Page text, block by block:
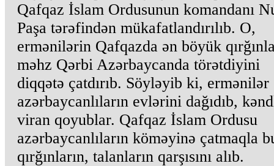
Qafqaz İslam Ordusunun komandanı
Paşa tərəfindən mükafatlandırılıb. O,
ermənilərin Qafqazda ən böyük
məhz Qərbi Azərbaycanda törətdiyini
diqqətə çatdırıb. Söyləyib ki, ermənilər
azərbaycanlıların evlərini dağıdıb,
viran qoyublar. Qafqaz İslam Ordusu
azərbaycanlıların köməyinə çatmaqla
qırğınların, talanların qarşısını alıb.